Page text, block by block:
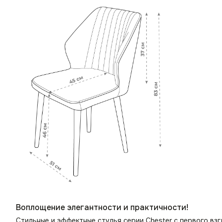
Воплощение элегантности и практичности!